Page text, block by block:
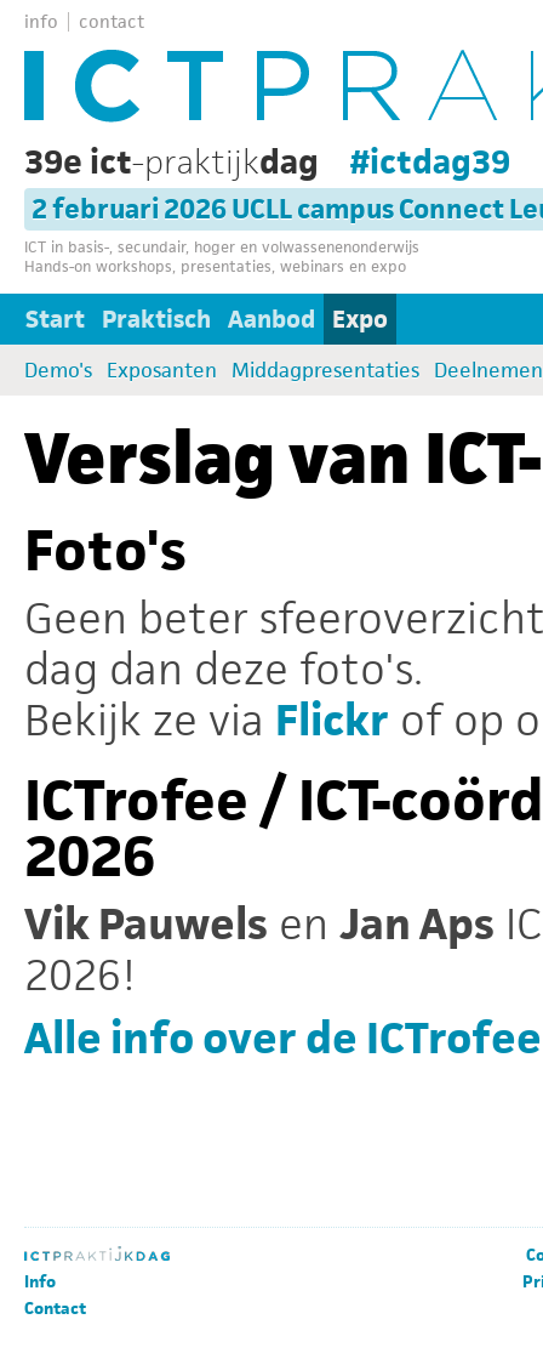
info contact
39e ict-praktijkdag #ictdag39
2 februari 2026 UCLL campus Connect
ICT in basis-, secundair, hoger en volwassenenonderwijs
Hands-on workshops, presentaties, webinars en expo
Start Praktisch Aanbod Expo
Demo's Exposanten Middagpresentaties Deelnemen
Verslag van
Foto's
Geen beter
dag dan deze foto's.
Bekijk ze via Flickr of op
ICTrofee / ICT-
2026
Vik Pauwels en Jan Aps
2026!
Alle info over de
Info
Contact